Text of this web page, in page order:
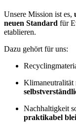
Unsere Mission ist es,
neuen Standard für
etablieren.
Dazu gehört für uns:
Klimaneutralität
Nachhaltigkeit
praktikabel